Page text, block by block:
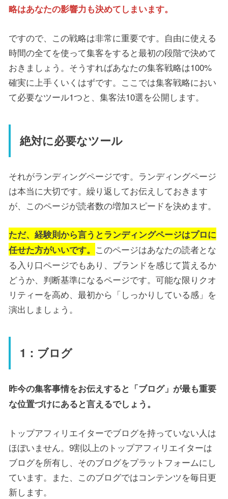
略はあなたの影響力も決めてしまいます。
ですので、この戦略は非常に重要です。自由に使える
時間の全てを使って集客をすると最初の段階で決めて
おきましょう。そうすればあなたの集客戦略は100%
確実に上手くいくはずです。ここでは集客戦略におい
て必要なツール1つと、集客法10選を公開します。
絶対に必要なツール
それがランディングページです。ランディングページ
は本当に大切です。繰り返してお伝えしておきます
が、このページが読者数の増加スピードを決めます。
ただ、経験則から言うとランディングページはプロに
任せた方がいいです。 このページはあなたの読者とな
る入り口ページでもあり、ブランドを感じて貰えるか
どうか、判断基準になるページです。可能な限りクオ
リティーを高め、最初から「しっかりしている感」を
演出しましょう。
1：ブログ
昨今の集客事情をお伝えすると「ブログ」が最も重要
な位置づけにあると言えるでしょう。
トップアフィリエイターでブログを持っていない人は
ほぼいません。9割以上のトップアフィリエイターは
ブログを所有し、そのブログをプラットフォームにし
ています。また、このブログではコンテンツを毎日更
新します。